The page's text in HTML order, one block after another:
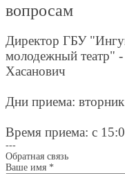
вопросам
Директор ГБУ
молодежный театр"
Хасанович
Дни приема: вторник
Время приема: с
---
Обратная связь
Ваше имя *